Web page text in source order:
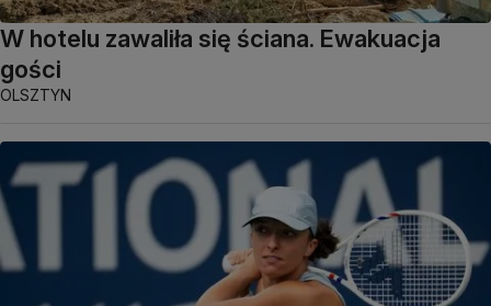
W hotelu zawaliła się ściana. Ewakuacja
gości
OLSZTYN